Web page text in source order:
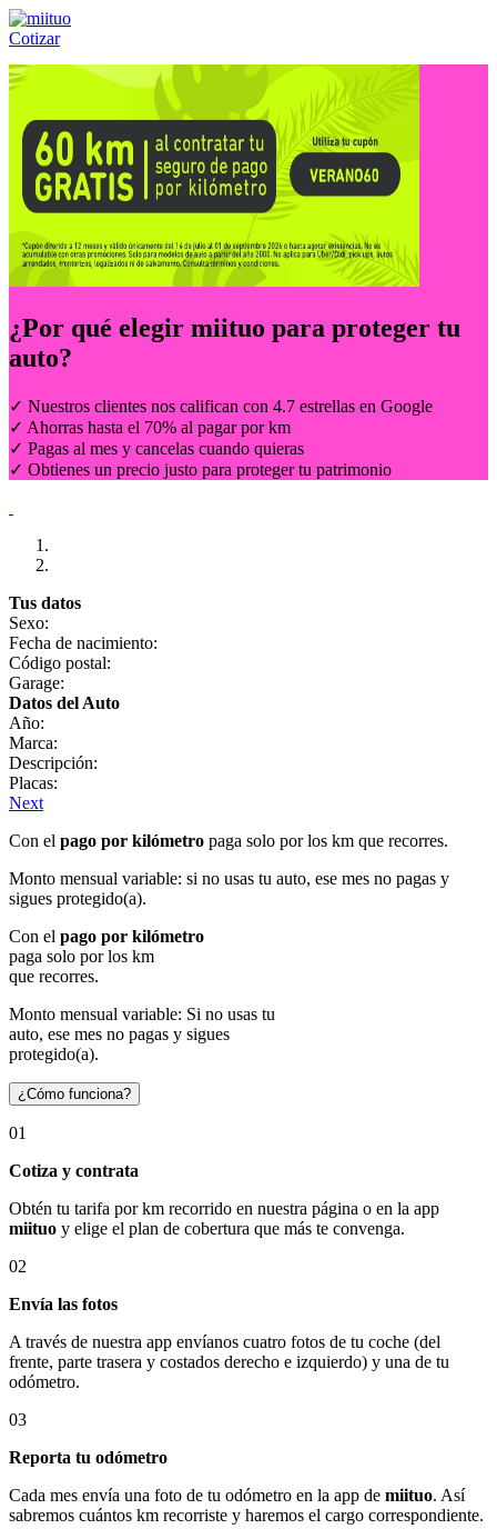
Cotizar
Llámanos al:(55) 84-21-05-00 ó
¿Por qué elegir miituo para proteger tu
auto?
✓ Nuestros clientes nos califican con 4.7 estrellas en Google
✓ Ahorras hasta el 70% al pagar por km
✓ Pagas al mes y cancelas cuando quieras
✓ Obtienes un precio justo para proteger tu patrimonio
Tus datos
Sexo:
Fecha de nacimiento:
Código postal:
Garage:
Datos del Auto
Año:
Marca:
Descripción:
Placas:
Next
Con el pago por kilómetro paga solo por los km que recorres.
Monto mensual variable: si no usas tu auto, ese mes no pagas y
sigues protegido(a).
Con el pago por kilómetro
paga solo por los km
que recorres.
Monto mensual variable: Si no usas tu
auto, ese mes no pagas y sigues
protegido(a).
¿Cómo funciona?
01
Cotiza y contrata
Obtén tu tarifa por km recorrido en nuestra página o en la app
miituo y elige el plan de cobertura que más te convenga.
02
Envía las fotos
A través de nuestra app envíanos cuatro fotos de tu coche (del
frente, parte trasera y costados derecho e izquierdo) y una de tu
odómetro.
03
Reporta tu odómetro
Cada mes envía una foto de tu odómetro en la app de miituo. Así
sabremos cuántos km recorriste y haremos el cargo correspondiente.